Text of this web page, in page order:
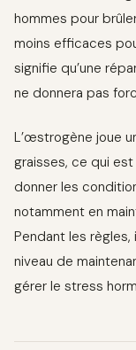
hommes pour
moins efficaces
signifie qu’une
ne donnera pas
L’œstrogène joue
graisses, ce qui est
donner les
notamment en
Pendant les
niveau de
gérer le stress